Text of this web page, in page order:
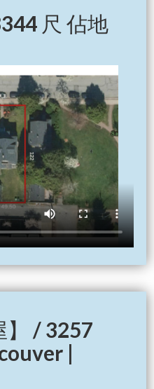
尺 佔地
】 / 3257
|